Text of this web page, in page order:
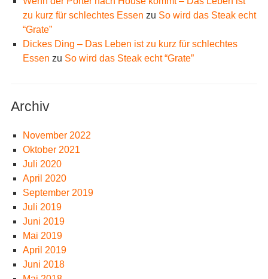
zu kurz für schlechtes Essen zu So wird das Steak echt
“Grate”
Dickes Ding – Das Leben ist zu kurz für schlechtes
Essen zu So wird das Steak echt “Grate”
Archiv
November 2022
Oktober 2021
Juli 2020
April 2020
September 2019
Juli 2019
Juni 2019
Mai 2019
April 2019
Juni 2018